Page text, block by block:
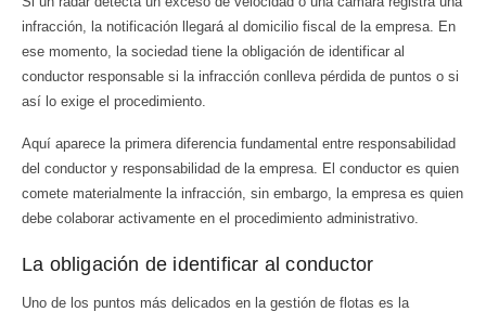
infracción, la notificación llegará al domicilio fiscal de la empresa. En
ese momento, la sociedad tiene la obligación de identificar al
conductor responsable si la infracción conlleva pérdida de puntos o si
así lo exige el procedimiento.
Aquí aparece la primera diferencia fundamental entre responsabilidad
del conductor y responsabilidad de la empresa. El conductor es quien
comete materialmente la infracción, sin embargo, la empresa es quien
debe colaborar activamente en el procedimiento administrativo.
La obligación de identificar al conductor
Uno de los puntos más delicados en la gestión de flotas es la